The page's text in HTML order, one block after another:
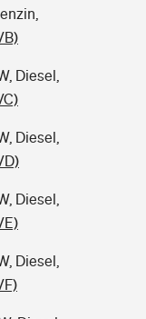
Diesel,
Diesel,
Diesel,
Diesel,